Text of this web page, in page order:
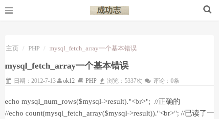
主页 PHP mysql_fetch_array一个基本错误
mysql_fetch_array一个基本错误
日期：2012-7-13 ok12 PHP 浏览：5337次 评论：0条
echo mysql_num_rows($mysql->result)."<br>"; //正确的
//echo count(mysql_fetch_array($mysql->result))."<br>"; //已读了一